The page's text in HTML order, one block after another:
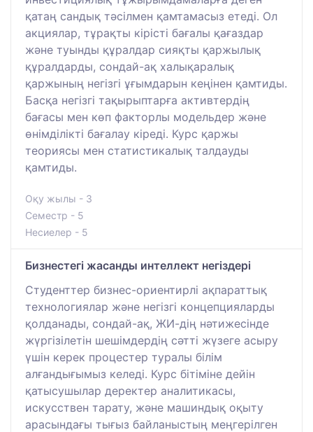
қатаң сандық тәсілмен қамтамасыз етеді. Ол
акциялар, тұрақты кірісті бағалы қағаздар
және туынды құралдар сияқты қаржылық
құралдарды, сондай-ақ халықаралық
қаржының негізгі ұғымдарын кеңінен қамтиды.
Басқа негізгі тақырыптарға активтердің
бағасы мен көп факторлы модельдер және
өнімділікті бағалау кіреді. Курс қаржы
теориясы мен статистикалық талдауды
қамтиды.
Оқу жылы - 3
Семестр - 5
Несиелер - 5
Бизнестегі жасанды интеллект негіздері
Студенттер бизнес-ориентирлі ақпараттық
технологиялар және негізгі концепцияларды
қолданады, сондай-ақ, ЖИ-дің нәтижесінде
жүргізілетін шешімдердің сәтті жүзеге асыру
үшін керек процестер туралы білім
алғандығымыз келеді. Курс бітіміне дейін
қатысушылар деректер аналитикасы,
искусствен тарату, және машиндық оқыту
арасындағы тығыз байланыстың меңгерілген